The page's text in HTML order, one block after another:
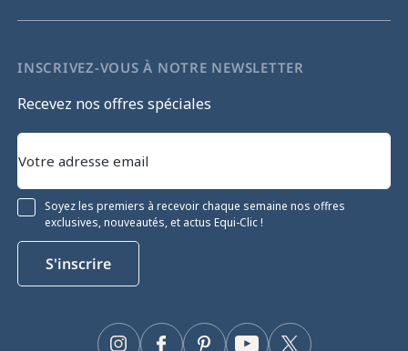
INSCRIVEZ-VOUS À NOTRE NEWSLETTER
Recevez nos offres spéciales
Soyez les premiers à recevoir chaque semaine nos offres
exclusives, nouveautés, et actus Equi-Clic !
S'inscrire